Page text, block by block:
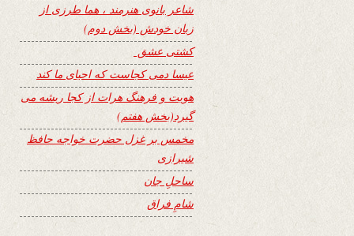
شاعر بانوی هنرمند ، هما طرزی از
زبان خودش (بخش دوم)
کشتی عشق
عیسا دمی کجاست که احیای ما کند
هویت و فرهنگ هرات از کجا ریشه می
گیرد(بخش هفتم)
مخمس بر غزل حضرت خواجه حافظ
شیرازی
ساحلِ جان
شامِ فراق